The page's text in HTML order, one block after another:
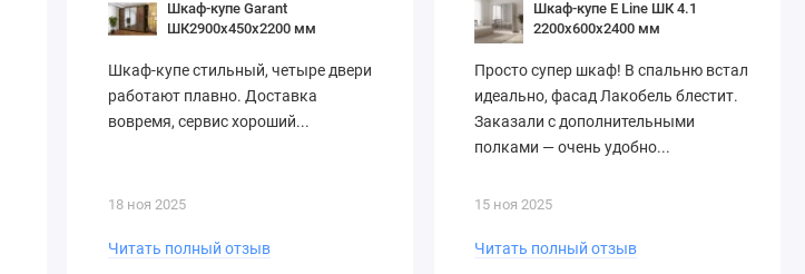
Шкаф-купе Garant
ШК2900х450х2200 мм
Шкаф-купе стильный, четыре двери
работают плавно. Доставка
вовремя, сервис хороший...
18 ноя 2025
Читать полный отзыв
Шкаф-купе E Line ШК 4.1
2200х600х2400 мм
Просто супер шкаф! В спальню встал
идеально, фасад Лакобель блестит.
Заказали с дополнительными
полками — очень удобно...
15 ноя 2025
Читать полный отзыв